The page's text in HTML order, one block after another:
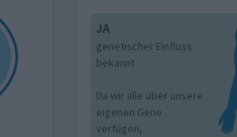
JA
genetischer Einfluss
bekannt
Da wir alle über unsere
eigenen Gene
verfügen,